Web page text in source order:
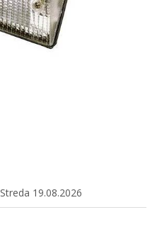
Streda 19.08.2026